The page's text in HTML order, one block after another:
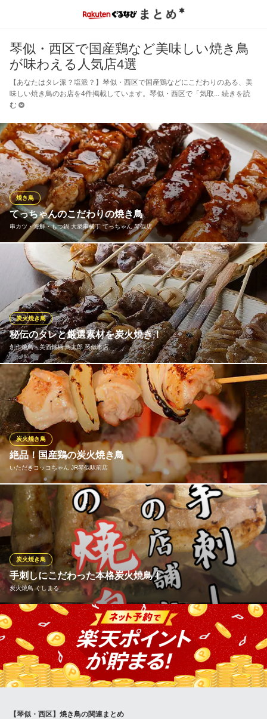
琴似・西区で国産鶏など美味しい焼き鳥
が味わえる人気店4選
【あなたはタレ派？塩派？】琴似・西区で国産鶏などにこだわりのある、美
味しい焼き鳥のお店を4件掲載しています。琴似・西区で「気取
続きを読
む
てっちゃんのこだわりの焼き鳥
串カツ・海鮮・もつ鍋 大衆串横丁 てっちゃん 琴似店
焼き鳥
串横丁ならではのこだわりぬいた焼き鳥！数種類の塩をブレンド
してお酒がすすむ塩加減に♪秘伝のタレも絶品です！
串カツ・海鮮・もつ鍋 大衆串横丁 てっちゃん 琴似店
揚げたて串揚げと焼き鳥
ＪＲ函館本線琴似駅 徒歩3分
北海道札幌市西区琴似2条1-3-5 玉田ビルクロスロード琴似1F
秘伝のタレと厳選素材を炭火焼き！
創作焼鳥・美酒銘柄 鳥太郎 琴似本店
炭火焼き鳥
長年愛され続ける自慢の一品！ 職人が一本一本心を込めて丁寧
に、炭火で焼き上げております！！是非一度ご賞味下さいませ。
創作焼鳥・美酒銘柄 鳥太郎 琴似本店
焼き鳥・海鮮 居酒屋
ＪＲ函館本線琴似駅 徒歩5分
北海道札幌市西区琴似1条2-5-6
絶品！国産鶏の炭火焼き鳥
いただきコッコちゃん JR琴似駅前店
炭火焼き鳥
北海道の焼鳥は「タマネギ」が特徴です。コッコちゃんの焼鳥に
は、北海道知床羅臼の海洋深層水から作られるまろやかな塩を使
用しています。自慢のとり串では北海道ご当地やきとりの「室蘭
焼鳥」「美唄焼鳥」などなどお楽しみ頂けます！コッコちゃん自
慢の焼き鳥をお楽しみください！
いただきコッコちゃん JR琴似駅前店
和食・鶏料理・居酒屋
ＪＲ函館本線琴似駅 徒歩1分
北海道札幌市西区琴似1条1-1-20
手刺しにこだわった本格炭火焼鳥！
炭火焼鳥 くしまる
炭火焼き鳥
厳選した国産鶏を始めとした30種以上の焼鳥を 鍛え抜かれた串焼
きの達人が炭火で焼き上げます！ 本格クオリティが1本110円～と
コスパ抜群です！
炭火焼鳥 くしまる
北海道札幌市西区琴似2条5-2-5
【琴似・西区】焼き鳥の関連まとめ